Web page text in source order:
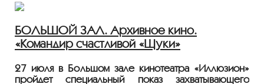
Показ пройдёт с 35-мм плёнки из коллекции
Госфильмофонда России.
Лента представлена в рамках программы
БОЛЬШОЙ ЗАЛ. Архивное кино.
«Командир счастливой «Щуки»
27 июля в Большом зале кинотеатра «Иллюзион»
пройдет специальный показ захватывающего